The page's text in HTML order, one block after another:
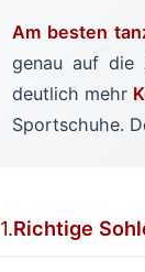
Am besten
genau auf die
deutlich mehr
Sportschuhe.
1.Richtige